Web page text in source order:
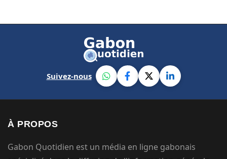
Suivez-nous
À PROPOS
Gabon Quotidien est un média en ligne gabonais